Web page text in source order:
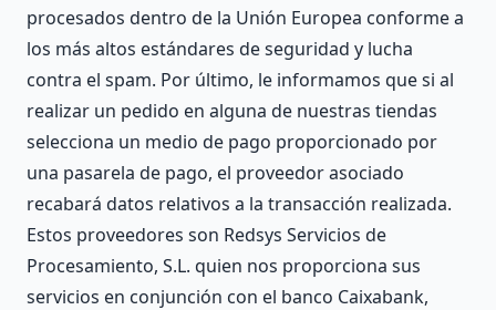
procesados dentro de la Unión Europea conforme a
los más altos estándares de seguridad y lucha
contra el spam. Por último, le informamos que si al
realizar un pedido en alguna de nuestras tiendas
selecciona un medio de pago proporcionado por
una pasarela de pago, el proveedor asociado
recabará datos relativos a la transacción realizada.
Estos proveedores son Redsys Servicios de
Procesamiento, S.L. quien nos proporciona sus
servicios en conjunción con el banco Caixabank,